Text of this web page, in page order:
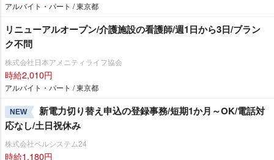
アルバイト・パート / 東京都
リニューアルオープン/介護施設の看護師/週1日から3日/ブラン
ク不問
株式会社日本アメニティライフ協会
時給2,010円
アルバイト・パート / 東京都
NEW
新電力切り替え申込の登録事務/短期1か月～OK/電話対
応なし/土日祝休み
株式会社ベルシステム24
時給1,180円